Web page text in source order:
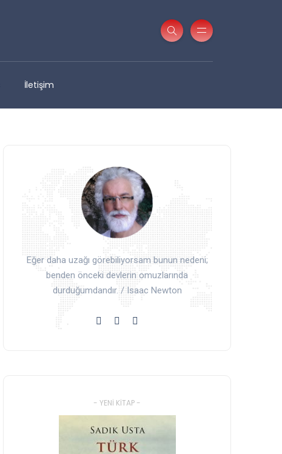
İletişim
Eğer daha uzağı görebiliyorsam bunun nedeni;
benden önceki devlerin omuzlarında
durduğumdandır. / Isaac Newton
- YENI KITAP -